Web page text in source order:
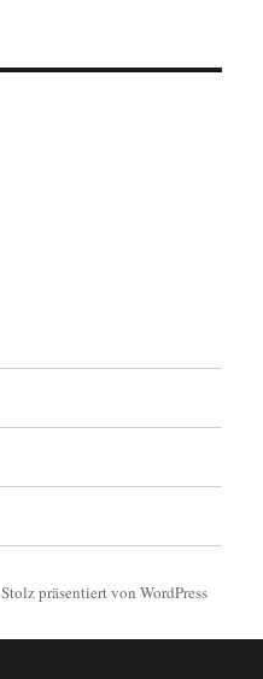
Stolz präsentiert von WordPress